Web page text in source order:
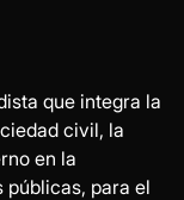
que integra la
civil, la
en la
para el